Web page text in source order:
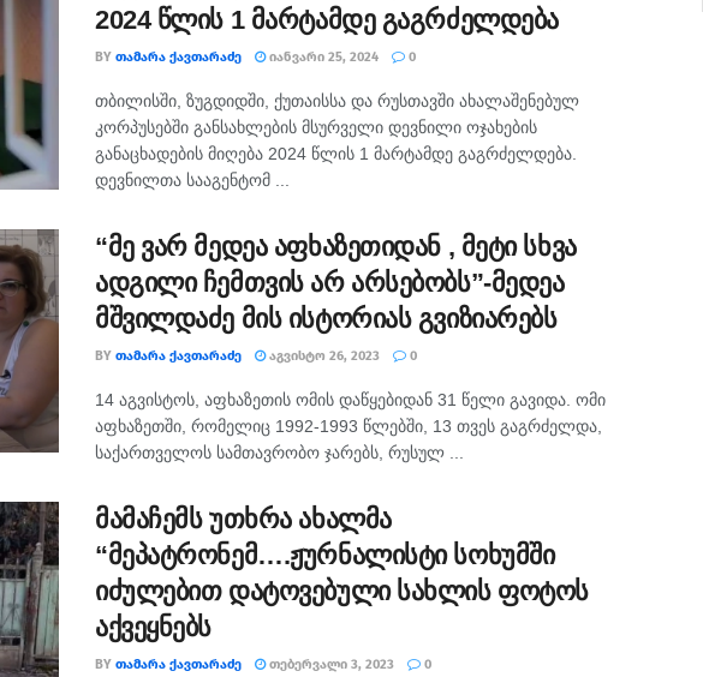
2024 წლის 1 მარტამდე გაგრძელდება
BY ᲗᲐᲛᲐᲠᲐ ᲥᲐᲕᲗᲐᲠᲐᲫᲔ ᲘᲐᲜᲕᲐᲠᲘ 25, 2024 0
თბილისში, ზუგდიდში, ქუთაისსა და რუსთავში ახალაშენებულ
კორპუსებში განსახლების მსურველი დევნილი ოჯახების
განაცხადების მიღება 2024 წლის 1 მარტამდე გაგრძელდება.
დევნილთა სააგენტომ ...
“მე ვარ მედეა აფხაზეთიდან , მეტი სხვა
ადგილი ჩემთვის არ არსებობს”-მედეა
მშვილდაძე მის ისტორიას გვიზიარებს
BY ᲗᲐᲛᲐᲠᲐ ᲥᲐᲕᲗᲐᲠᲐᲫᲔ ᲐᲒᲕᲘᲡᲢᲝ 26, 2023 0
14 აგვისტოს, აფხაზეთის ომის დაწყებიდან 31 წელი გავიდა. ომი
აფხაზეთში, რომელიც 1992-1993 წლებში, 13 თვეს გაგრძელდა,
საქართველოს სამთავრობო ჯარებს, რუსულ ...
მამაჩემს უთხრა ახალმა
“მეპატრონემ….ჟურნალისტი სოხუმში
იძულებით დატოვებული სახლის ფოტოს
აქვეყნებს
BY ᲗᲐᲛᲐᲠᲐ ᲥᲐᲕᲗᲐᲠᲐᲫᲔ ᲗᲔᲑᲔᲠᲕᲐᲚᲘ 3, 2023 0